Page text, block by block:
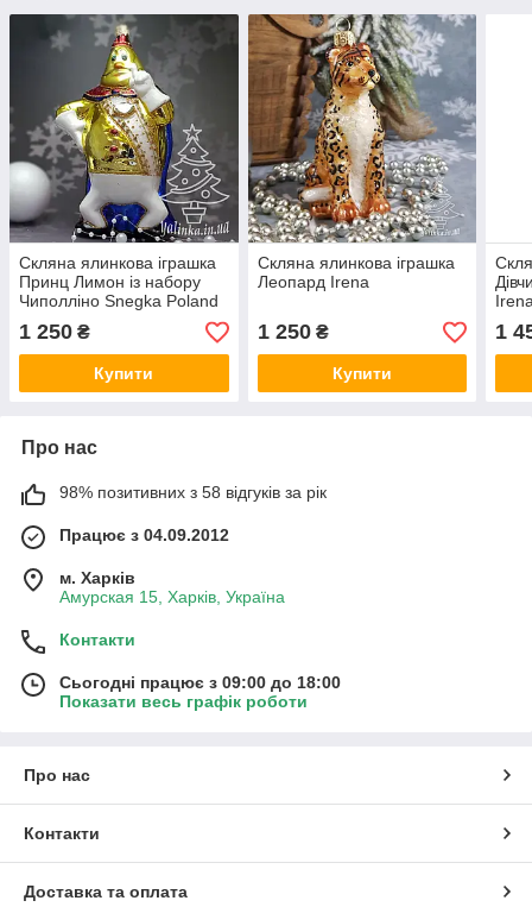
Скляна ялинкова іграшка
Принц Лимон із набору
Чиполліно Snegka Poland
підходить до колекції
Irena.
1 250 ₴
Купити
Скляна ялинкова іграшка
Леопард Irena
1 250₴
Купити
1
Про нас
98% позитивних з 58 відгуків за рік
Працює з 04.09.2012
м. Харків
Амурская 15, Харків, Україна
Контакти
Сьогодні працює з 09:00 до 18:00
Показати весь графік роботи
Про нас
Контакти
Доставка та оплата